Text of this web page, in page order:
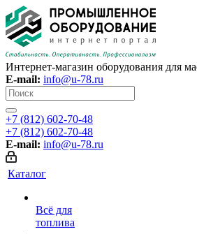
Интернет-магазин оборудования для
E-mail: info@u-78.ru
+7 (812) 602-70-48
+7 (812) 602-70-48
E-mail: info@u-78.ru
Каталог
Всё для
топлива